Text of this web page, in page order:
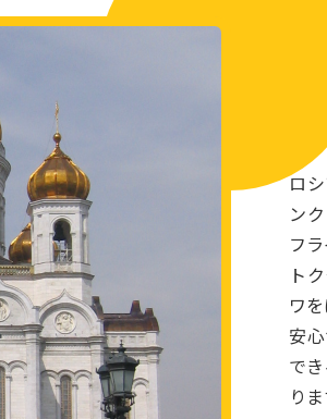
ります！ モンゴル ウランバートル4
語ドライバーの往復空港送迎付き
発アシアナ航空利用「タシケント5日間
問合せ、相談と営業時間のご案内はこ
のご予約をお願いいたします。
ロ
ン
フ
ト
ワ
安
で
り